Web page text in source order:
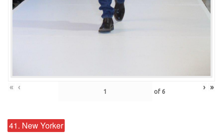
« ‹ of 6 › »
41. New Yorker